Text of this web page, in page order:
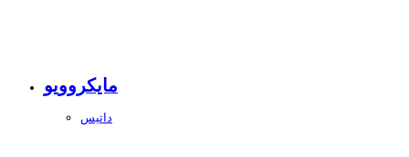
مایکروویو
داتیس